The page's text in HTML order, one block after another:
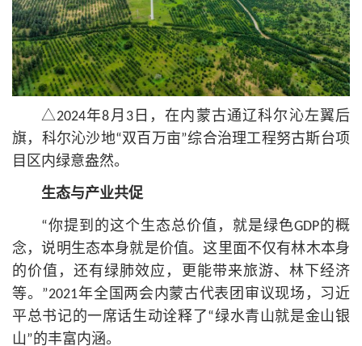
△2024年8月3日，在内蒙古通辽科尔沁左翼后
旗，科尔沁沙地“双百万亩”综合治理工程努古斯台项
目区内绿意盎然。
生态与产业共促
“你提到的这个生态总价值，就是绿色GDP的概
念，说明生态本身就是价值。这里面不仅有林木本身
的价值，还有绿肺效应，更能带来旅游、林下经济
等。”2021年全国两会内蒙古代表团审议现场，习近
平总书记的一席话生动诠释了“绿水青山就是金山银
山”的丰富内涵。